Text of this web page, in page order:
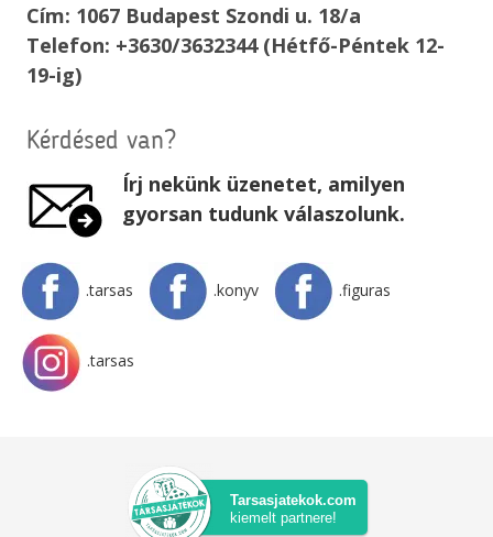
Cím: 1067 Budapest Szondi u. 18/a
Telefon: +3630/3632344 (Hétfő-Péntek 12-
19-ig)
Kérdésed van?
Írj nekünk üzenetet, amilyen
gyorsan tudunk válaszolunk.
.tarsas .konyv .figuras
.tarsas
Tarsasjatekok.com
kiemelt partnere!